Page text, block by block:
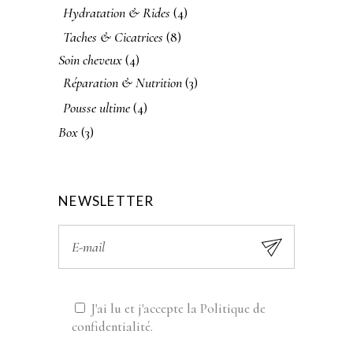
Hydratation & Rides (4)
Taches & Cicatrices (8)
Soin cheveux(4)
Réparation & Nutrition(3)
Pousse ultime(4)
Box(3)
NEWSLETTER
J'ai lu et j'accepte la Politique de
confidentialité.